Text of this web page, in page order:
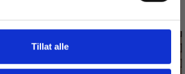
Tillat alle